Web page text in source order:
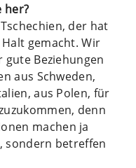
her?
der hat
gemacht. Wir
gute Beziehungen
aus Schweden,
aus Polen, für
denn
machen ja
sondern betreffen